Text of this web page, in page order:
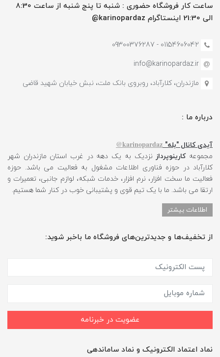
ساعت کار فروشگاه حضوری : شنبه تا پنج شنبه از ساعت 8:30
الی 21:30 اینستاگرام karinopardaz@
01154606042 - 09300376287
info@karinopardaz.ir
مازندران، کلارآباد، روبروی بانک ملت، نبش خیابان شهید قاضی
درباره ما :
آیدی کانال "بله" karinopardaz@
مجموعهکارینوپرداز نزدیک به یک دهه در غرب استان مازندران شهر
کلارآباد در حوزه فناوری اطلاعات مشغول به فعالیت می باشد. حوزه
فعالیت ما سخت افزار، نرم افزار، خدمات شبکه، لوازم جانبی، تعمیرات و
ارتقا می باشد. ما با یک تیم قوی و پشتیبانی خوب در کنار شما هستیم.
اطلاعات بیشتر
از تخفیف‌ها و جدیدترین‌های فروشگاه ما باخبر شوید:
عضویت در خبرنامه
نماد اعتماد الکترونیک و نماد ساماندهی